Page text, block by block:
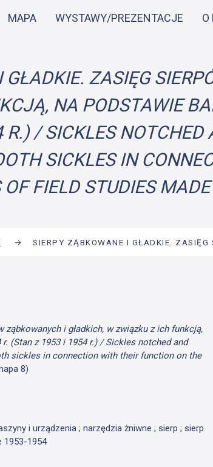
do
MAPA WYSTAWY/PREZENTACJE O
ZASIĘG
NA PODSTAWIE
/ SICKLES NOTCHED
SICKLES IN
OF FIELD STUDIES
→ SIERPY ZĄBKOWANE I GŁADKIE. ZASIĘG
ząbkowanych i gładkich, w związku z ich funkcją,
(Stan z 1953 i 1954 r.) / Sickles notched and
sickles in connection with their function on the
8)
i urządzenia ; narzędzia żniwne ; sierp ; sierp
1953-1954